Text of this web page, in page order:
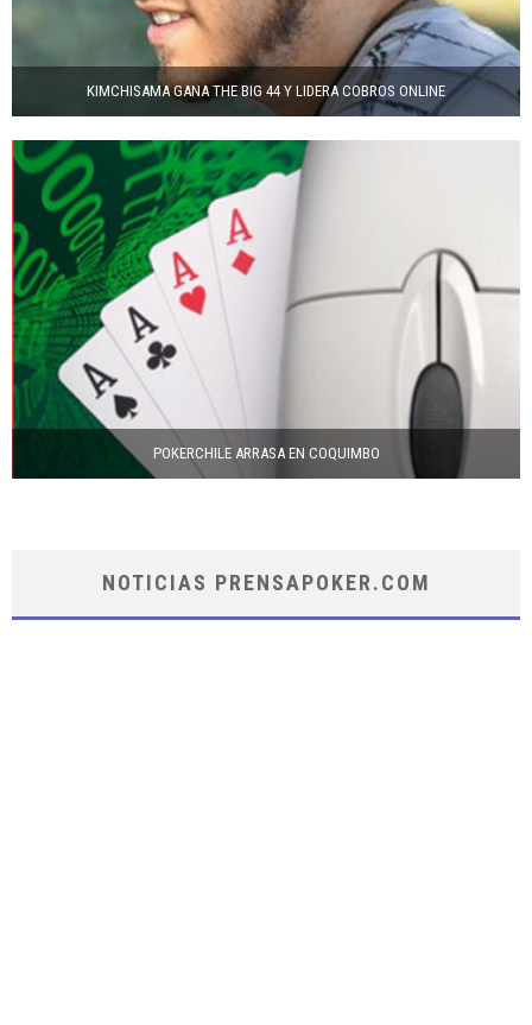
KIMCHISAMA GANA THE BIG 44 Y LIDERA COBROS ONLINE
POKERCHILE ARRASA EN COQUIMBO
NOTICIAS PRENSAPOKER.COM